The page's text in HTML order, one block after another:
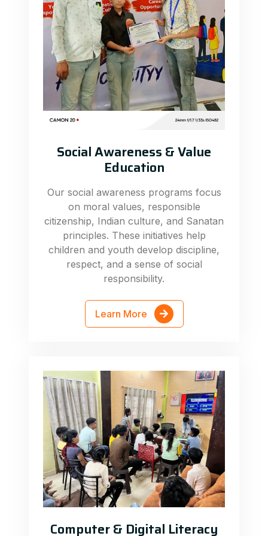
Social Awareness & Value
Education
Our social awareness programs focus
on moral values, responsible
citizenship, Indian culture, and Sanatan
principles. These initiatives help
children and youth develop discipline,
respect, and a sense of social
responsibility.
Learn More
Computer & Digital Literacy